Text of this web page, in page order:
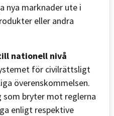
nya marknader ute i
eller andra
nationell nivå
för civilrättsligt
överenskommelsen.
bryter mot reglerna
enligt respektive